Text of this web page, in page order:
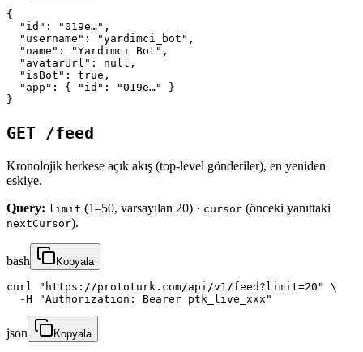
{
  "id": "019e…",
  "username": "yardimci_bot",
  "name": "Yardımcı Bot",
  "avatarUrl": null,
  "isBot": true,
  "app": { "id": "019e…" }
}
GET /feed
Kronolojik herkese açık akış (top-level gönderiler), en yeniden
eskiye.
Query: limit (1–50, varsayılan 20) · cursor (önceki yanıttaki
nextCursor).
bash Kopyala
curl "https://prototurk.com/api/v1/feed?limit=20" \
  -H "Authorization: Bearer ptk_live_xxx"
json Kopyala